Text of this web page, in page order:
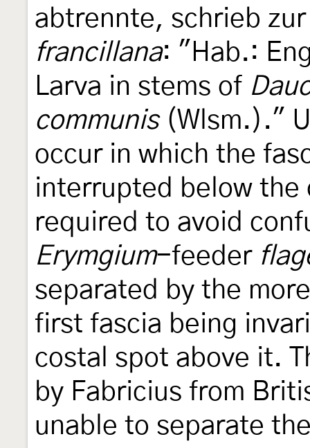
abtrennte, schrieb
francillana: "Hab.:
Larva in stems of
communis(Wlsm.)."
occur in which the
interrupted below the
required to avoid
Erymgium-feeder
separated by the
first fascia being
costal spot above it.
by Fabricius from
unable to separate